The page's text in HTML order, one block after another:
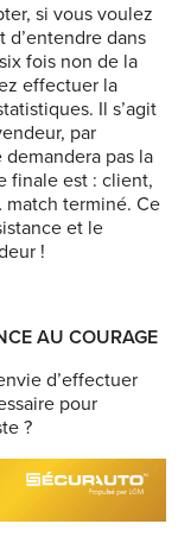
si vous voulez
d’entendre dans
fois non de la
effectuer la
Il s’agit
par
pas la
finale est : client,
match terminé. Ce
et le
!
AU COURAGE
d’effectuer
pour
?